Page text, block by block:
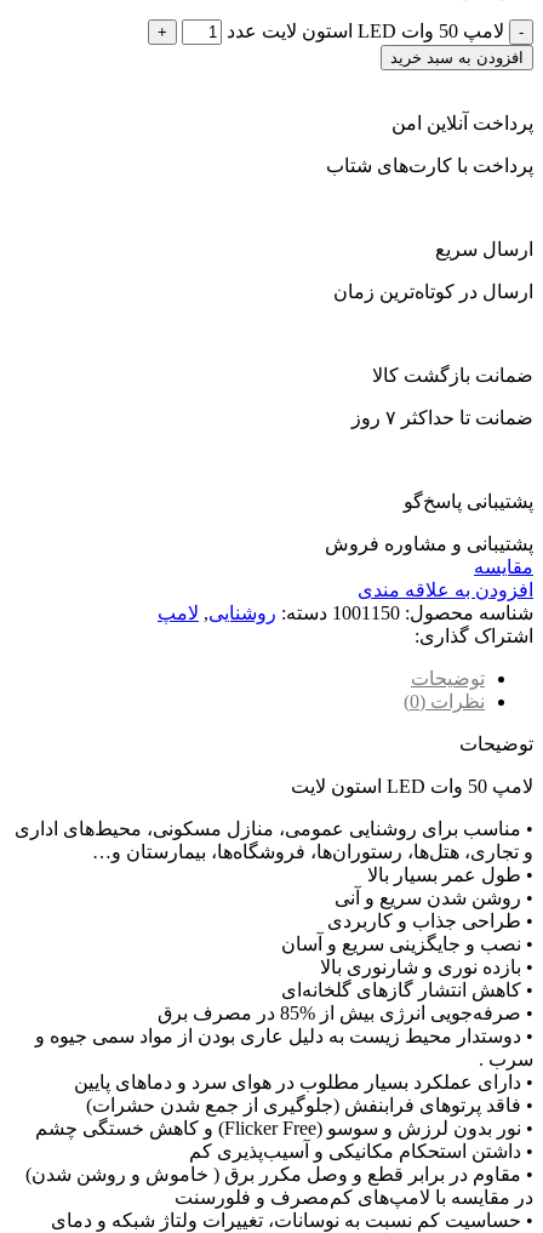
لامپ 50 وات LED استون لایت عدد
افزودن به سبد خرید
پرداخت آنلاین امن
پرداخت با کارت‌های شتاب
ارسال سریع
ارسال در کوتاه‌ترین زمان
ضمانت بازگشت کالا
ضمانت تا حداکثر ۷ روز
پشتیبانی پاسخ‌گو
پشتیبانی و مشاوره فروش
مقایسه
افزودن به علاقه مندی
شناسه محصول: 1001150 دسته: روشنایی, لامپ
اشتراک گذاری:
توضیحات
نظرات (0)
توضیحات
لامپ 50 وات LED استون لایت
• مناسب برای روشنایی عمومی، منازل مسکونی، محیط‌های اداری
و تجاری، هتل‌ها، رستوران‌ها، فروشگاه‌ها، بیمارستان و…
• طول عمر بسیار بالا
• روشن شدن سریع و آنی
• طراحی جذاب و کاربردی
• نصب و جایگزینی سریع و آسان
• بازده نوری و شارنوری بالا
• کاهش انتشار گازهای گلخانه‌ای
• صرفه‌جویی انرژی بیش از %85 در مصرف برق
• دوستدار محیط زیست به دلیل عاری بودن از مواد سمی جیوه و
سرب .
• دارای عملکرد بسیار مطلوب در هوای سرد و دماهای پایین
• فاقد پرتوهای فرابنفش (جلوگیری از جمع شدن حشرات)
• نور بدون لرزش و سوسو (Flicker Free) و کاهش خستگی چشم
• داشتن استحکام مکانیکی و آسیب‌پذیری کم
• مقاوم در برابر قطع و وصل مکرر برق ( خاموش و روشن شدن)
در مقایسه با لامپ‌های کم‌مصرف و فلورسنت
• حساسیت کم نسبت به نوسانات، تغییرات ولتاژ شبکه و دمای